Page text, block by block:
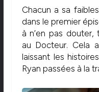
Chacun a sa
dans le premier
à n’en pas
au Docteur. Cela
laissant les
Ryan passées à la